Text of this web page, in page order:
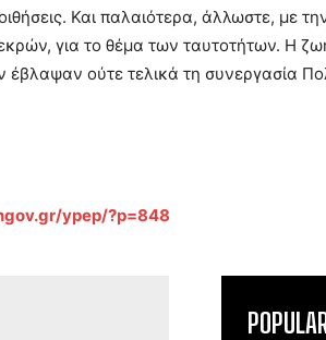
Και παλαιότερα, άλλωστε, με
για το θέμα των ταυτοτήτων. Η
ούτε τελικά τη συνεργασία
ypep/?p=848